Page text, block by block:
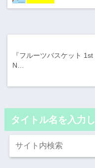
『フルーツバスケット
N…
タイトル名を入力